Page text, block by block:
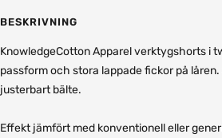
BESKRIVNING
KnowledgeCotton Apparel verktygshorts i
passform och stora lappade fickor på
justerbart bälte.
Effekt jämfört med konventionell eller